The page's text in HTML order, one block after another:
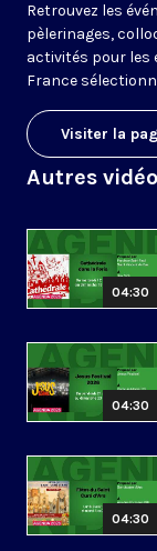
Retrouvez les
pèlerinages,
activités pour les
France
Visiter la
Autres
04:30
04:30
04:30